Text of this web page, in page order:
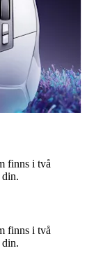
finns i två
finns i två